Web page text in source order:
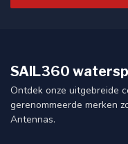
SAIL360
Ontdek onze uitgebreide
gerenommeerde merken
Antennas.